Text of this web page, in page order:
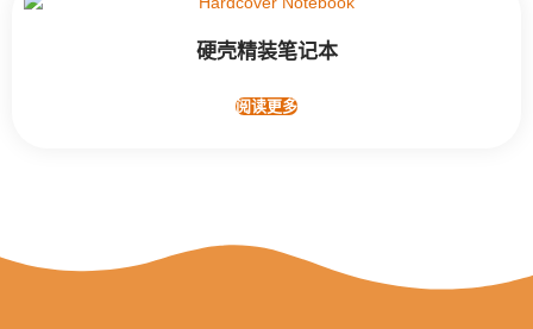
硬壳精装笔记本
阅读更多